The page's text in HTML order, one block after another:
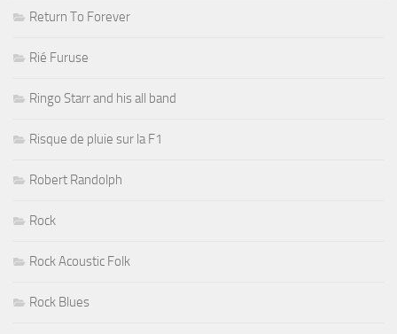
Return To Forever
Rié Furuse
Ringo Starr and his all band
Risque de pluie sur la F1
Robert Randolph
Rock
Rock Acoustic Folk
Rock Blues